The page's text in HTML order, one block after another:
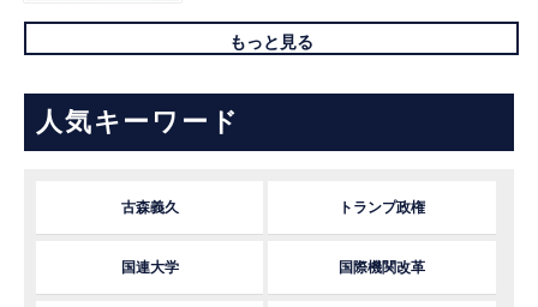
もっと見る
人気キーワード
古森義久 トランプ政権
国連大学 国際機関改革